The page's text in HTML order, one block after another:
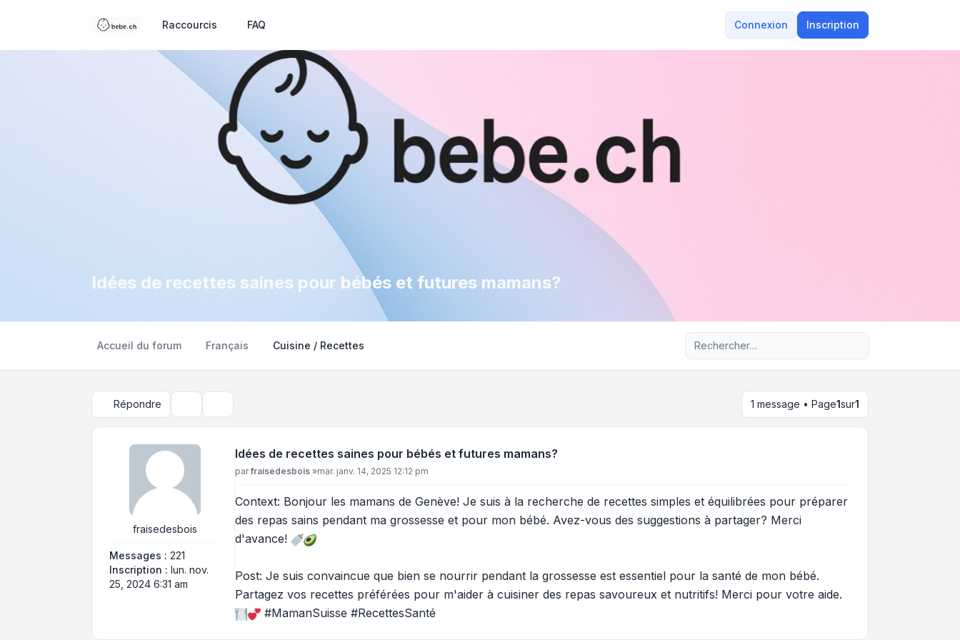
Raccourcis FAQ Connexion Inscription
Idées de recettes saines pour bébés et futures mamans?
Accueil du forum Français Cuisine / Recettes Recherche avancée
Répondre 1 message • Page1sur1
fraisedesbois
Messages : 221
Inscription : lun. nov.
25, 2024 6:31 am
Idées de recettes saines pour bébés et futures mamans?
Message
parfraisedesbois »mar. janv. 14, 2025 12:12 pm
Context: Bonjour les mamans de Genève! Je suis à la recherche de recettes simples et équilibrées pour préparer
des repas sains pendant ma grossesse et pour mon bébé. Avez-vous des suggestions à partager? Merci
d'avance!
Post: Je suis convaincue que bien se nourrir pendant la grossesse est essentiel pour la santé de mon bébé.
Partagez vos recettes préférées pour m'aider à cuisiner des repas savoureux et nutritifs! Merci pour votre aide.
#MamanSuisse #RecettesSanté